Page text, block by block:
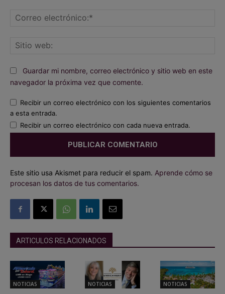
Guardar mi nombre, correo electrónico y sitio web en este
navegador la próxima vez que comente.
Recibir un correo electrónico con los siguientes comentarios
a esta entrada.
Recibir un correo electrónico con cada nueva entrada.
Este sitio usa Akismet para reducir el spam. Aprende cómo se
procesan los datos de tus comentarios.
ARTICULOS RELACIONADOS
NOTICIAS NOTICIAS NOTICIAS